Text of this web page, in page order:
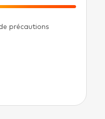
précautions